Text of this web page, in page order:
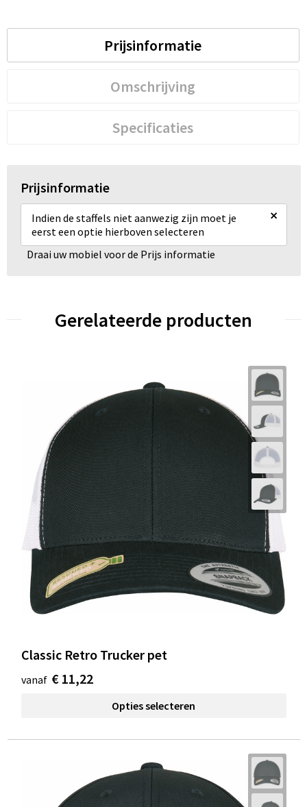
Prijsinformatie
Omschrijving
Specificaties
Prijsinformatie
Indien de staffels niet aanwezig zijn moet je
eerst een optie hierboven selecteren
×
Draai uw mobiel voor de Prijs informatie
Gerelateerde producten
Classic Retro Trucker pet
vanaf € 11,22
Opties selecteren